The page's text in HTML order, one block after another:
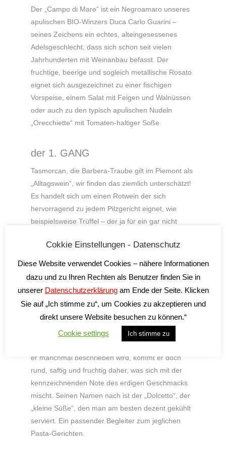
Der „Campo di Mare“ ist ein Negroamaro unseres
apulischen BIO-Winzers Duca Carlo Guarini –
seines Zeichens ein echtes, alteingesessenes
Adelsgeschlecht, dass sich schon seit vielen
Jahrhunderten mit Weinanbau befasst. Der
fruchtige, beerige und sogleich metallische Rosato
eignet sich ausgezeichnet zu einer fischigen
Vorspeise, einem Salat mit Feigen und Walnüssen
oder auch zu den typisch apulischen Nudeln
„Orecchiette“ mit Tomaten-haltiger Soße.
der 1. GANG
Tasmorcan, die Barbera-Traube gilt im Piemont als
„Alltagswein“, wir finden das ziemlich unterschätzt!
Es handelt sich um einen Rotwein der sich
hervorragend zu jedem Pilzgericht eignet, wie
beispielsweise Trüffel – der ja für ein gar nicht
ausgezeichnete Design der kleinen dickbauchigen
Tasmorcan-Flasche von Elio Perrone mit dem
der 2.GANG
Der Dolcetto von Renato Corino ist ein urtypisch
piemontesischer Wein zum Ausprobieren und
er manchmal beschrieben wird, kommt er doch
rund, saftig und fruchtig daher, was sich mit der
kennzeichnenden Note des erdigen Geschmacks
mischt. Seinen Namen nach ist der „Dolcetto“, der
„kleine Süße“, den man am besten dezent gekühlt
serviert. Ein passender Begleiter zum jeglichen
Pasta-Gerichten.
Cokkie Einstellungen - Datenschutz
Diese Website verwendet Cookies – nähere Informationen
dazu und zu Ihren Rechten als Benutzer finden Sie in
unserer Datenschutzerklärungam Ende der Seite. Klicken
Sie auf „Ich stimme zu“, um Cookies zu akzeptieren und
direkt unsere Website besuchen zu können.“
Cookie settings
Ich stimme zu